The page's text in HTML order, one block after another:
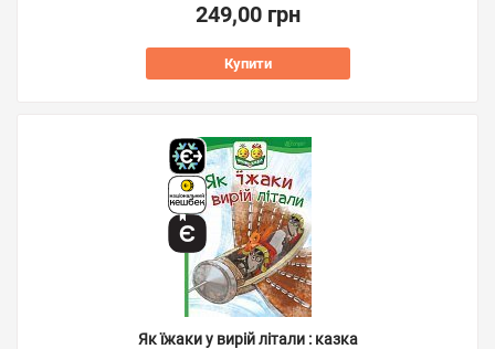
249,00 грн
Купити
Як їжаки у вирій літали : казка